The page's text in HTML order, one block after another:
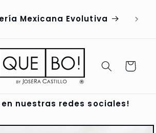
Mexicana Evolutiva
Carrito
en nuestras redes sociales!